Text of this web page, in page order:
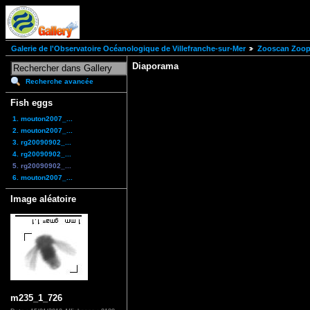
Galerie de l'Observatoire Océanologique de Villefranche-sur-Mer Zooscan
Recherche avancée
Fish eggs
1. mouton2007_...
2. mouton2007_...
3. rg20090902_...
4. rg20090902_...
5. rg20090902_...
6. mouton2007_...
Image aléatoire
m235_1_726
Diaporama